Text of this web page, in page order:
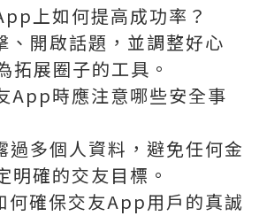
上如何提高成功率？
、開啟話題，並調整好心
拓展圈子的工具。
App時應注意哪些安全事
過多個人資料，避免任何金
明確的交友目標。
何確保交友App用戶的真誠